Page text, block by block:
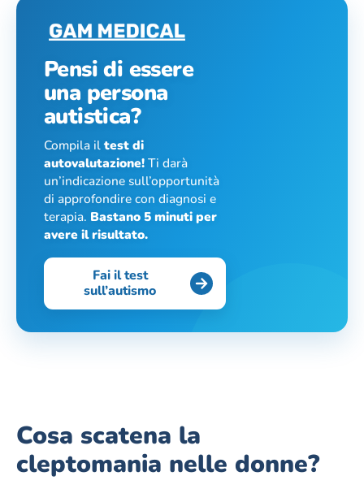
Pensi di essere
una persona
autistica?
Compila iltest di
autovalutazione!Ti darà
un’indicazione sull’opportunità
di approfondire con diagnosi e
terapia. Bastano 5 minuti per
avere il risultato.
Fai il test
sull’autismo
Cosa scatena la
cleptomania nelle donne?